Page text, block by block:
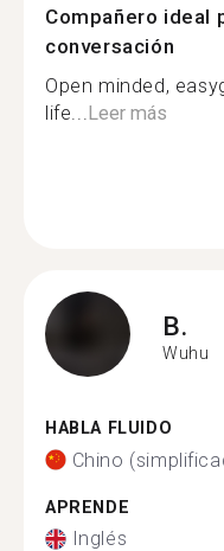
Compañero ideal
conversación
Open minded,
life...Leer más
B.
Wuhu
HABLA FLUIDO
Chino
APRENDE
Inglés